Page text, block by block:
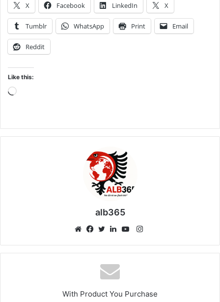
X Facebook LinkedIn X
Tumblr WhatsApp Print Email
Reddit
Like this:
Loading…
alb365
Instagram
With Product You Purchase